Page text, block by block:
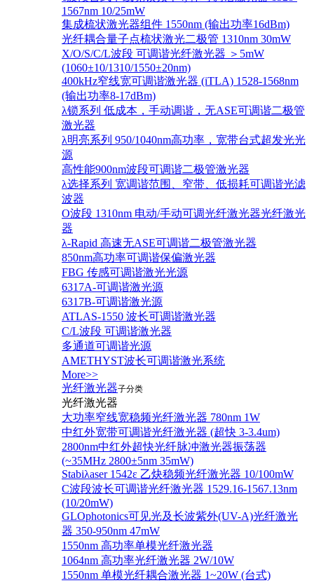
1567nm 10/25mW
集成梳状激光器组件 1550nm (输出功率16dBm)
光纤耦合量子点梳状激光二极管 1310nm 30mW
X/O/S/C/L波段 可调谐光纤激光器 ＞5mW
(1060±10/1310/1550±20nm)
400kHz窄线宽可调谐激光器 (iTLA) 1528-1568nm
(输出功率8-17dBm)
λ锁系列 低成本，手动调谐，无ASE可调谐二极管
激光器
λ明亮系列 950/1040nm高功率，宽带台式超发光光
源
高性能900nm波段可调谐二极管激光器
λ选择系列 宽调谐范围、窄带、低损耗可调谐光滤
波器
O波段 1310nm 电动/手动可调光纤激光器光纤激光
器
λ-Rapid 高速无ASE可调谐二极管激光器
850nm高功率可调谐保偏激光器
FBG 传感可调谐激光光源
6317A-可调谐激光源
6317B-可调谐激光源
ATLAS-1550 波长可调谐激光器
C/L波段 可调谐激光器
多通道可调谐光源
AMETHYST波长可调谐激光系统
More>>
光纤激光器子分类
光纤激光器
大功率窄线宽稳频光纤激光器 780nm 1W
中红外宽带可调谐光纤激光器 (超快 3-3.4um)
2800nm中红外超快光纤脉冲激光器振荡器
(~35MHz 2800±5nm 35mW)
Stabiλaser 1542ε 乙炔稳频光纤激光器 10/100mW
C波段波长可调谐光纤激光器 1529.16-1567.13nm
(10/20mW)
GLOphotonics可见光及长波紫外(UV-A)光纤激光
器 350-950nm 47mW
1550nm 高功率单模光纤激光器
1064nm 高功率光纤激光器 2W/10W
1550nm 单模光纤耦合激光器 1~20W (台式)